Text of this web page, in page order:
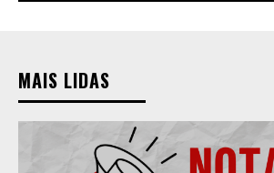
MAIS LIDAS